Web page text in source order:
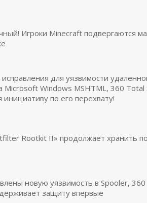
Игроки Minecraft подвергаются
для уязвимости
Microsoft Windows MSHTML, 360 Total
инициативу по его перехвату!
Rootkit II» продолжает хранить
новую уязвимость в Spooler,
защиту впервые